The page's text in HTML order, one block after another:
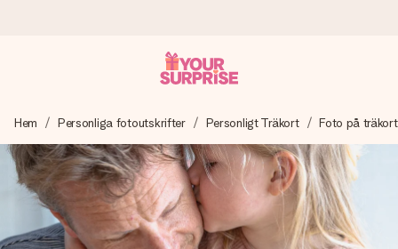
Vi skapar din gåva med omsorg och skickar den blixtsnabbt
– så att du kan ge den i precis rätt tid, när det betyder som
mest.
4,6 (baserat på +15 000 recensioner)
Hem Personliga fotoutskrifter Personligt Träkort Foto på träkort